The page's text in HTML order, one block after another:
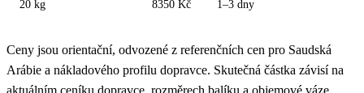
20 kg 8350 Kč 1–3 dny
Ceny jsou orientační, odvozené z referenčních cen pro Saudská
Arábie a nákladového profilu dopravce. Skutečná částka závisí na